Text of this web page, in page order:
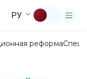
РУ
реформа